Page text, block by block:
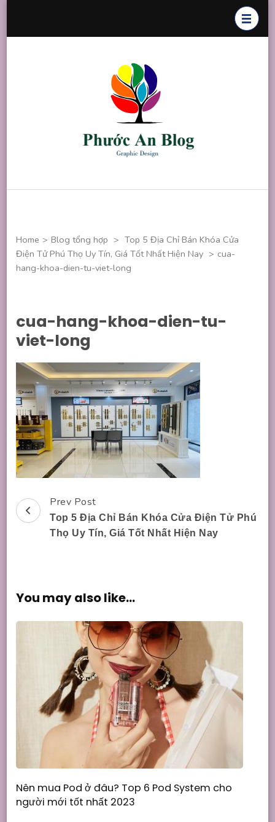
Home > Blog tổng hợp > Top 5 Địa Chỉ Bán Khóa Cửa
Điện Tử Phú Thọ Uy Tín, Giá Tốt Nhất Hiện Nay > cua-
hang-khoa-dien-tu-viet-long
cua-hang-khoa-dien-tu-
viet-long
Post
Navigation
Prev Post
Top 5 Địa Chỉ Bán Khóa Cửa Điện Tử Phú
Thọ Uy Tín, Giá Tốt Nhất Hiện Nay
You may also like...
Nên mua Pod ở đâu? Top 6 Pod System cho
người mới tốt nhất 2023